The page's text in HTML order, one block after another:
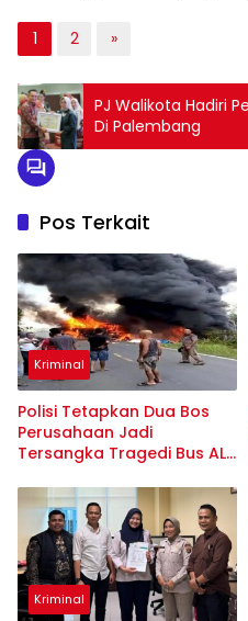
1 2 »
PJ Walikota Hadiri
Di Palembang
Pos Terkait
Kriminal
Polisi Tetapkan Dua Bos
Perusahaan Jadi
Tersangka Tragedi Bus ALS
Kriminal